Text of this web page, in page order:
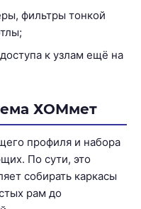
фильтры тонкой
к узлам ещё на
ХОМмет
профиля и набора
По сути, это
собирать каркасы
рам до